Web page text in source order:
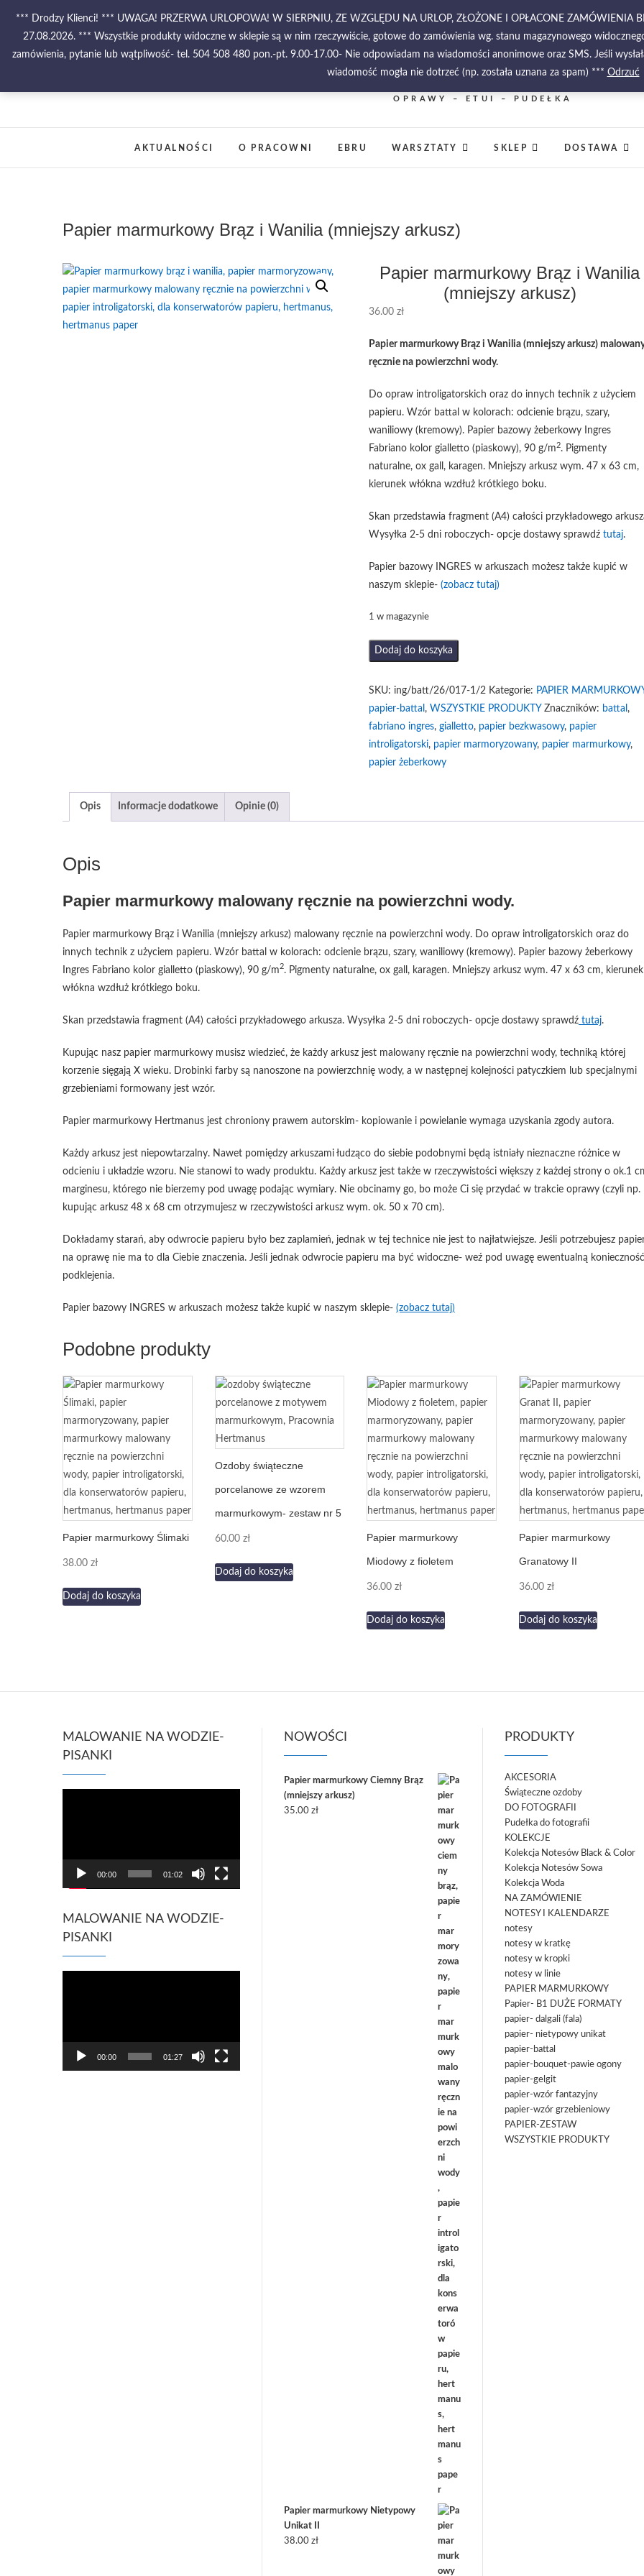
*** Drodzy Klienci! *** UWAGA! PRZERWA URLOPOWA! W SIERPNIU, ZE WZGLĘDU NA URLOP, ZŁOŻONE I OPŁACONE ZAMÓWIENIA
27.08.2026. *** Wszystkie produkty widoczne w sklepie są w nim rzeczywiście, gotowe do zamówienia wg. stanu magazynowego
zamówienia, pytanie lub wątpliwość- tel. 504 508 480 pon.-pt. 9.00-17.00- Nie odpowiadam na wiadomości anonimowe oraz SMS. Jeśli
wiadomość mogła nie dotrzeć (np. została uznana za spam) *** Odrzuć
PIĘKNO MALOWANE NA WODZIE – PAPIERY
OPRAWY – ETUI – PUDEŁKA
AKTUALNOŚCI O PRACOWNI EBRU WARSZTATY SKLEP DOSTAWA
Papier marmurkowy Brąz i Wanilia (mniejszy arkusz)
Papier marmurkowy Brąz i Wanilia
(mniejszy arkusz)
36.00 zł
Papier marmurkowy Brąz i Wanilia (mniejszy arkusz)
ręcznie na powierzchni wody.
Do opraw introligatorskich oraz do innych technik z użyciem
papieru. Wzór battal w kolorach: odcienie brązu, szary,
waniliowy (kremowy). Papier bazowy żeberkowy Ingres
Fabriano kolor gialletto (piaskowy), 90 g/m 2. Pigmenty
naturalne, ox gall, karagen. Mniejszy arkusz wym. 47 x 63 cm,
kierunek włókna wzdłuż krótkiego boku.
Skan przedstawia fragment (A4) całości przykładowego
Wysyłka 2-5 dni roboczych- opcje dostawy sprawdźtutaj.
Papier bazowy INGRES w arkuszach możesz także kupić w
naszym sklepie- (zobacz tutaj)
1 w magazynie
ilość
marmurkowy
Brąz
Wanilia
(mniejszy
Dodaj do koszyka
SKU: ing/batt/26/017-1/2 Kategorie: PAPIER
papier-battal , WSZYSTKIE PRODUKTY Znaczników: battal ,
fabriano ingres, gialletto, papier bezkwasowy, papier
introligatorski, papier marmoryzowany, papier marmurkowy,
papier żeberkowy
Opis Informacje dodatkowe Opinie (0)
Opis
Papier marmurkowy malowany ręcznie na powierzchni wody.
Papier marmurkowy Brąz i Wanilia (mniejszy arkusz) malowany ręcznie na powierzchni wody. Do opraw introligatorskich oraz do
innych technik z użyciem papieru. Wzór battal w kolorach: odcienie brązu, szary, waniliowy (kremowy). Papier bazowy żeberkowy
Ingres Fabriano kolor gialletto (piaskowy), 90 g/m2. Pigmenty naturalne, ox gall, karagen. Mniejszy arkusz wym. 47 x 63 cm, kierunek
włókna wzdłuż krótkiego boku.
Skan przedstawia fragment (A4) całości przykładowego arkusza. Wysyłka 2-5 dni roboczych- opcje dostawy sprawdź tutaj.
Kupując nasz papier marmurkowy musisz wiedzieć, że każdy arkusz jest malowany ręcznie na powierzchni wody, techniką której
korzenie sięgają X wieku. Drobinki farby są nanoszone na powierzchnię wody, a w następnej kolejności patyczkiem lub specjalnymi
grzebieniami formowany jest wzór.
Papier marmurkowy Hertmanus jest chroniony prawem autorskim- kopiowanie i powielanie wymaga uzyskania zgody autora.
Każdy arkusz jest niepowtarzalny. Nawet pomiędzy arkuszami łudząco do siebie podobnymi będą istniały nieznaczne różnice w
odcieniu i układzie wzoru. Nie stanowi to wady produktu. Każdy arkusz jest także w rzeczywistości większy z każdej strony o ok.1
marginesu, którego nie bierzemy pod uwagę podając wymiary. Nie obcinamy go, bo może Ci się przydać w trakcie oprawy (czyli np.
kupując arkusz 48 x 68 cm otrzymujesz w rzeczywistości arkusz wym. ok. 50 x 70 cm).
Dokładamy starań, aby odwrocie papieru było bez zaplamień, jednak w tej technice nie jest to najłatwiejsze. Jeśli potrzebujesz
na oprawę nie ma to dla Ciebie znaczenia. Jeśli jednak odwrocie papieru ma być widoczne- weź pod uwagę ewentualną konieczność
podklejenia.
Papier bazowy INGRES w arkuszach możesz także kupić w naszym sklepie- (zobacz tutaj)
Podobne produkty
Papier marmurkowy Ślimaki
38.00 zł
Dodaj do koszyka
Ozdoby świąteczne
porcelanowe ze wzorem
marmurkowym- zestaw nr 5
60.00 zł
Dodaj do koszyka
Papier marmurkowy
Miodowy z fioletem
36.00zł
Dodaj do koszyka
Papier marmurkowy
Granatowy II
36.00zł
Dodaj do koszyka
MALOWANIE NA WODZIE-
PISANKI
00:00 01:02
MALOWANIE NA WODZIE-
PISANKI
00:00 01:27
NOWOŚCI
Papier marmurkowy Ciemny Brąz
(mniejszy arkusz)
35.00 zł
Papier marmurkowy Nietypowy
Unikat II
38.00 zł
PRODUKTY
AKCESORIA
Świąteczne ozdoby
DO FOTOGRAFII
Pudełka do fotografii
KOLEKCJE
Kolekcja Notesów Black & Color
Kolekcja Notesów Sowa
Kolekcja Woda
NA ZAMÓWIENIE
NOTESY I KALENDARZE
notesy
notesy w kratkę
notesy w kropki
notesy w linie
PAPIER MARMURKOWY
Papier- B1 DUŻE FORMATY
papier- dalgali (fala)
papier- nietypowy unikat
papier-battal
papier-bouquet-pawie ogony
papier-gelgit
papier-wzór fantazyjny
papier-wzór grzebieniowy
PAPIER-ZESTAW
WSZYSTKIE PRODUKTY